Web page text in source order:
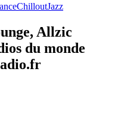
ChilloutJazz
Allzic
du monde